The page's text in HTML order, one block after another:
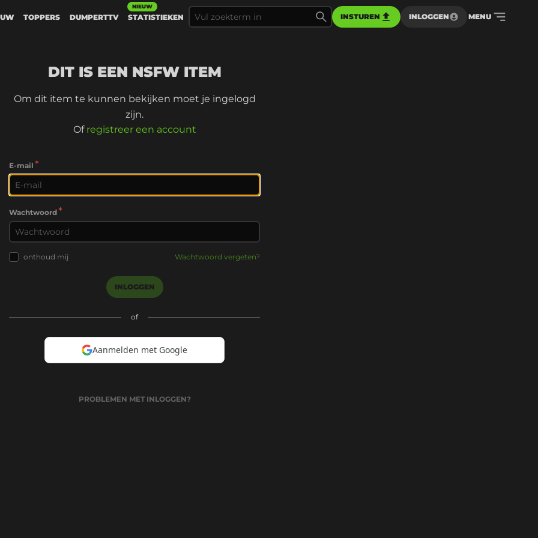
TOPPERS DUMPERTTV STATISTIEKEN
NIEUW
INSTUREN INLOGGEN MENU
DIT IS EEN NSFW ITEM
Om dit item te kunnen bekijken moet je ingelogd
zijn.
Of registreer een account
E-mail *
Wachtwoord*
onthoud mij Wachtwoord vergeten?
INLOGGEN
of
Aanmelden met Google
PROBLEMEN MET INLOGGEN?